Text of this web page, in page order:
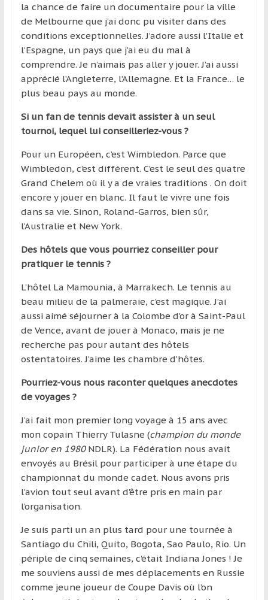
la chance de faire un documentaire pour la ville
de Melbourne que j’ai donc pu visiter dans des
conditions exceptionnelles. J’adore aussi l’Italie et
l’Espagne, un pays que j’ai eu du mal à
comprendre. Je n’aimais pas aller y jouer. J’ai aussi
apprécié l’Angleterre, l’Allemagne. Et la France… le
plus beau pays au monde.
Si un fan de tennis devait assister à un seul
tournoi, lequel lui conseilleriez-vous ?
Pour un Européen, c’est Wimbledon. Parce que
Wimbledon, c’est différent. C’est le seul des quatre
Grand Chelem où il y a de vraies traditions . On doit
encore y jouer en blanc. Il faut le vivre une fois
dans sa vie. Sinon, Roland-Garros, bien sûr,
l’Australie et New York.
Des hôtels que vous pourriez conseiller pour
pratiquer le tennis ?
L’hôtel La Mamounia, à Marrakech. Le tennis au
beau milieu de la palmeraie, c’est magique. J’ai
aussi aimé séjourner à la Colombe d’or à Saint-Paul
de Vence, avant de jouer à Monaco, mais je ne
recherche pas pour autant des hôtels
ostentatoires. J’aime les chambre d’hôtes.
Pourriez-vous nous raconter quelques anecdotes
de voyages ?
J’ai fait mon premier long voyage à 15 ans avec
mon copain Thierry Tulasne (champion du monde
junior en 1980 NDLR). La Fédération nous avait
envoyés au Brésil pour participer à une étape du
championnat du monde cadet. Nous avons pris
l’avion tout seul avant d’être pris en main par
l’organisation.
Je suis parti un an plus tard pour une tournée à
Santiago du Chili, Quito, Bogota, Sao Paulo, Rio. Un
périple de cinq semaines, c’était Indiana Jones ! Je
me souviens aussi de mes déplacements en Russie
comme jeune joueur de Coupe Davis où l’on